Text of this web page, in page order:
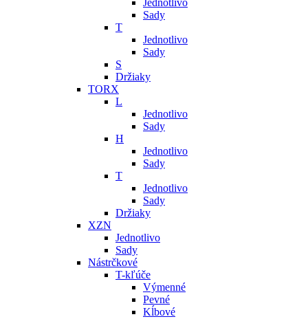
Jednotlivo
Sady
T
Jednotlivo
Sady
S
Držiaky
TORX
L
Jednotlivo
Sady
H
Jednotlivo
Sady
T
Jednotlivo
Sady
Držiaky
XZN
Jednotlivo
Sady
Nástrčkové
T-kľúče
Výmenné
Pevné
Kĺbové